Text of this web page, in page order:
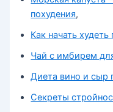
похудения,
Как начать
Чай с имбирем
Диета вино и сыр
Секреты